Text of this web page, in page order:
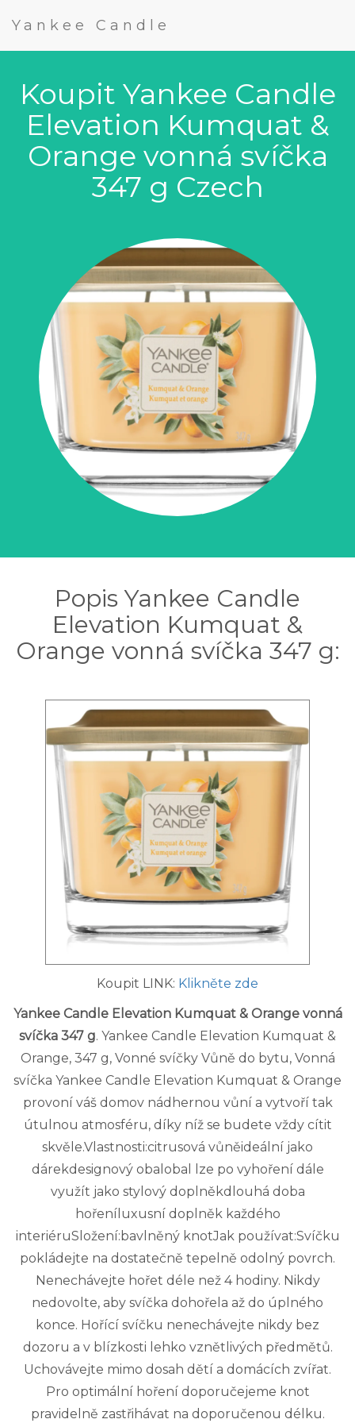
Yankee Candle
Koupit Yankee Candle
Elevation Kumquat &
Orange vonná svíčka
347 g Czech
Popis Yankee Candle
Elevation Kumquat &
Orange vonná svíčka 347 g:
Koupit LINK: Klikněte zde
Yankee Candle Elevation Kumquat & Orange vonná
svíčka 347 g. Yankee Candle Elevation Kumquat &
Orange, 347 g, Vonné svíčky Vůně do bytu, Vonná
svíčka Yankee Candle Elevation Kumquat & Orange
provoní váš domov nádhernou vůní a vytvoří tak
útulnou atmosféru, díky níž se budete vždy cítit
skvěle.Vlastnosti:citrusová vůněideální jako
dárekdesignový obalobal lze po vyhoření dále
využít jako stylový doplněkdlouhá doba
hořeníluxusní doplněk každého
interiéruSložení:bavlněný knotJak používat:Svíčku
pokládejte na dostatečně tepelně odolný povrch.
Nenechávejte hořet déle než 4 hodiny. Nikdy
nedovolte, aby svíčka dohořela až do úplného
konce. Hořící svíčku nenechávejte nikdy bez
dozoru a v blízkosti lehko vznětlivých předmětů.
Uchovávejte mimo dosah dětí a domácích zvířat.
Pro optimální hoření doporučejeme knot
pravidelně zastřihávat na doporučenou délku.